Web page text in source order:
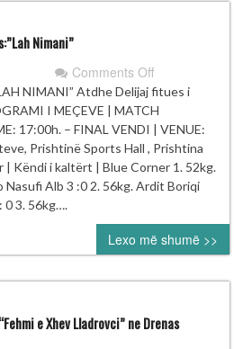
Nimani”
Comments Offon
Atdhe
Delijaj
fitues
i
Kupes:”Lah
Nimani”
NIMANI” Atdhe Delijaj fitues i
I MEÇEVE | MATCH
17:00h. – FINAL VENDI | VENUE:
Prishtinë Sports Hall , Prishtina
| Këndi i kaltërt | Blue Corner 1. 52kg.
Nasufi Alb 3 :0 2. 56kg. Ardit Boriqi
0 3. 56kg….
Lexo më shumë >>
e Xhev Lladrovci” ne Drenas